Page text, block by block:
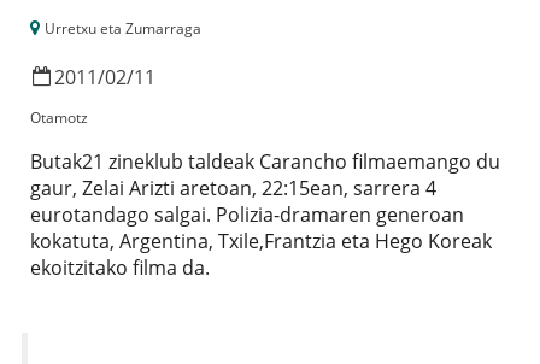
Urretxu eta Zumarraga
2011/02/11
Otamotz
Butak21 zineklub taldeak Carancho filmaemango du
gaur, Zelai Arizti aretoan, 22:15ean, sarrera 4
eurotandago salgai. Polizia-dramaren generoan
kokatuta, Argentina, Txile,Frantzia eta Hego Koreak
ekoitzitako filma da.